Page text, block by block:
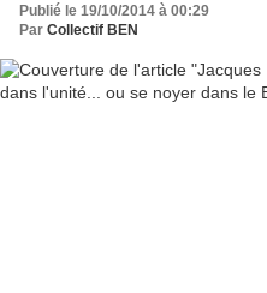
Publié le 19/10/2014 à 00:29
Par Collectif BEN